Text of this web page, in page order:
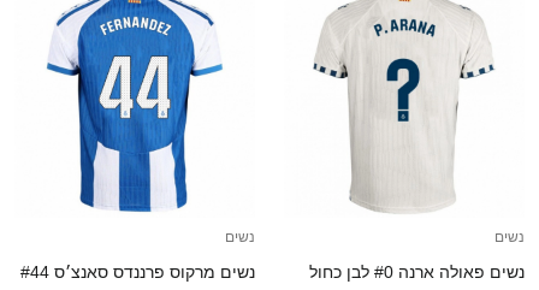
נשים
נשים פאולה ארנה #0 לבן כחול
נשים
נשים מרקוס פרננדס סאנצ׳ס #44